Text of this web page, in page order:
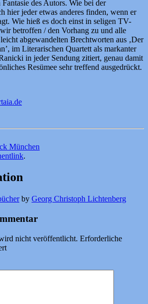
Fantasie des Autors. Wie bei der
hier jeder etwas anderes finden, wenn er
Wie hieß es doch einst in seligen TV-
betroffen / den Vorhang zu und alle
abgewandelten Brechtworten aus ‚Der
im Literarischen Quartett als markanter
in jeder Sendung zitiert, genau damit
Resümee sehr treffend ausgedrückt.
München
.
by Georg Christoph Lichtenberg
nicht veröffentlicht. Erforderliche